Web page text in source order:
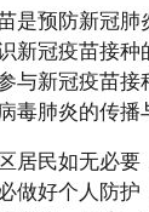
是预防新冠肺
新冠疫苗接
与新冠疫苗接
毒肺炎的传播
居民如无必要
做好个人防